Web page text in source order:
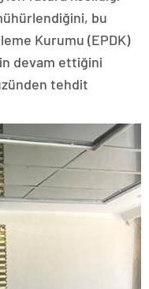
bu
Kurumu (EPDK)
devam ettiğini
tehdit